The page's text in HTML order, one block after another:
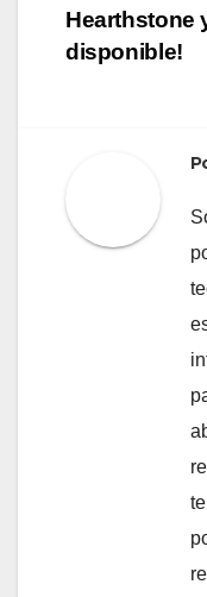
de
entradas
Hearthstone
disponible!